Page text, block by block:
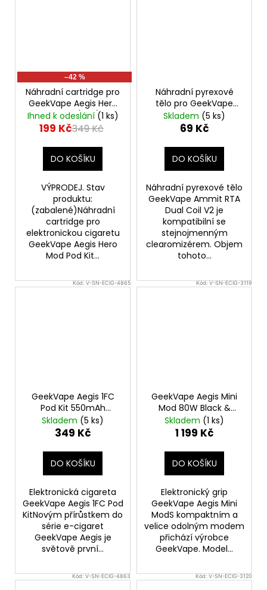
–42 %
Náhradní cartridge pro
GeekVape Aegis Hero
Mod Pod (2ml) -
VÝPRODEJ.
Ihned k odeslání (1 ks)
199 Kč349 Kč
DO KOŠÍKU
VÝPRODEJ. Stav
produktu:
(zabalené)Náhradní
cartridge pro
elektronickou cigaretu
GeekVape Aegis Hero
Mod Pod Kit...
Náhradní pyrexové
tělo pro GeekVape
Ammit RTA Dual Coil
V2 (3ml) (1ks)
Skladem (5 ks)
69 Kč
DO KOŠÍKU
Náhradní pyrexové tělo
GeekVape Ammit RTA
Dual Coil V2 je
kompatibilní se
stejnojmenným
clearomizérem. Objem
tohoto...
Kód:V-SN-ECIG-4865
GeekVape Aegis 1FC
Pod Kit 550mAh
Gunmetal 1ks
Skladem (5 ks)
349 Kč
DO KOŠÍKU
Elektronická cigareta
GeekVape Aegis 1FC Pod
KitNovým přírůstkem do
série e-cigaret
GeekVape Aegis je
světově první...
Kód:V-SN-ECIG-3119
GeekVape Aegis Mini
Mod 80W Black &
Green
Skladem (1 ks)
1 199 Kč
DO KOŠÍKU
Elektronický grip
GeekVape Aegis Mini
ModS kompaktním a
velice odolným modem
přichází výrobce
GeekVape. Model...
Kód:V-SN-ECIG-4863 Kód:V-SN-ECIG-3120